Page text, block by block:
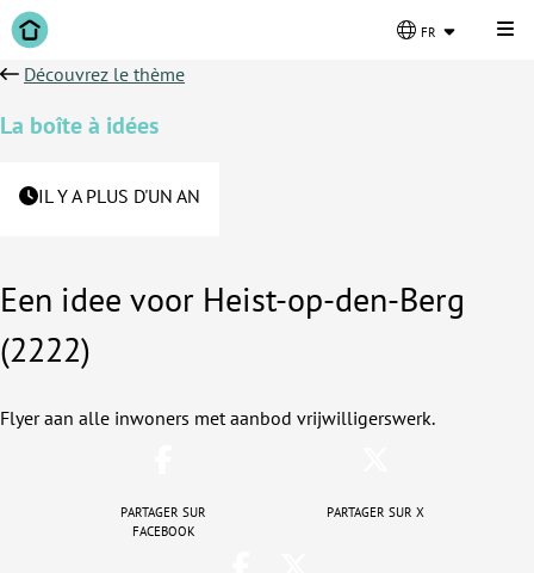
fr
Découvrez le thème
La boîte à idées
IL Y A PLUS D'UN AN
Een idee voor Heist-op-den-Berg
(2222)
Flyer aan alle inwoners met aanbod vrijwilligerswerk.
Partager sur
Facebook
Partager sur X